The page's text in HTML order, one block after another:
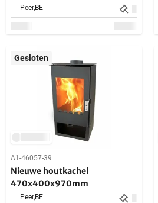
Blauw
Peer,BE
Gesloten
A1-46057-39
Nieuwe houtkachel
470x400x970mm
Peer,BE